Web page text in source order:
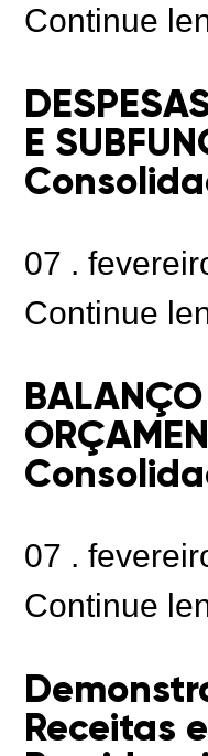
Continue
E
07 .
Continue
BALANÇO
07 .
Continue
Receitas